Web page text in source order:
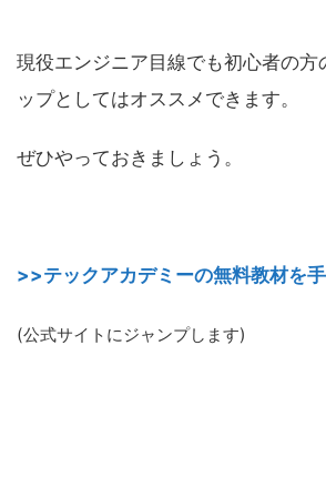
現役エンジニア目線でも初心者の方
ップとしてはオススメできます。
ぜひやっておきましょう。
>>テックアカデミーの無料教材を
(公式サイトにジャンプします)